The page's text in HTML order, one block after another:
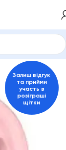
Залиш відгук
та прийми
участь в
розіграші
щітки